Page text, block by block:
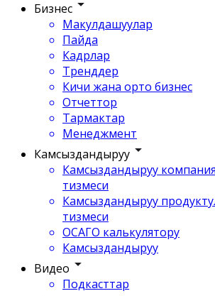
Бизнес
Макулдашуулар
Пайда
Кадрлар
Тренддер
Кичи жана орто бизнес
Отчеттор
Тармактар
Менеджмент
Камсыздандыруу
Камсыздандыруу
тизмеси
Камсыздандыруу
тизмеси
ОСАГО калькулятору
Камсыздандыруу
Видео
Подкасттар